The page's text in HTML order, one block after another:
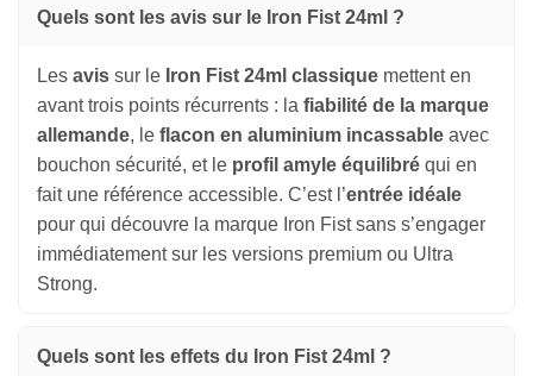
Quels sont les avis sur le Iron Fist 24ml ?
Les avis sur le Iron Fist 24ml classique mettent en
avant trois points récurrents : la fiabilité de la marque
allemande, le flacon en aluminium incassable avec
bouchon sécurité, et le profil amyle équilibré qui en
fait une référence accessible. C’est l’entrée idéale
pour qui découvre la marque Iron Fist sans s’engager
immédiatement sur les versions premium ou Ultra
Strong.
Quels sont les effets du Iron Fist 24ml ?